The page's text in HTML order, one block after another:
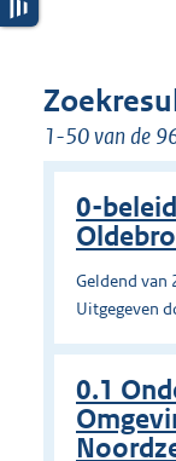
1-50 van de
0-
Geldend
Uitgegeven
0.1